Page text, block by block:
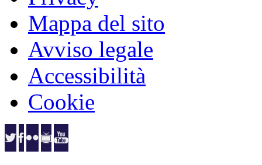
Mappa del sito
Avviso legale
Accessibilità
Cookie